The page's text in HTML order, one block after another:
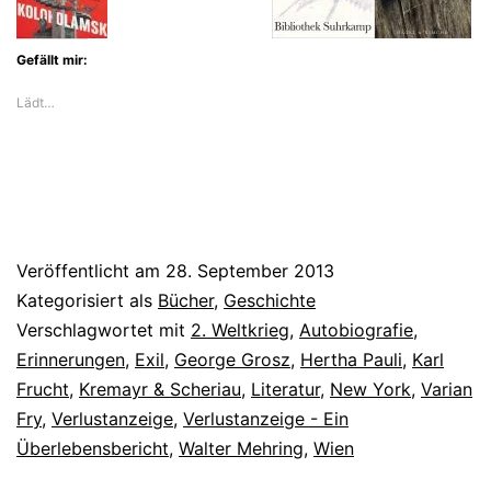
Gefällt mir:
Lädt…
Veröffentlicht am 28. September 2013
Kategorisiert als Bücher, Geschichte
Verschlagwortet mit 2. Weltkrieg, Autobiografie,
Erinnerungen, Exil, George Grosz, Hertha Pauli, Karl
Frucht, Kremayr & Scheriau, Literatur, New York, Varian
Fry, Verlustanzeige, Verlustanzeige - Ein
Überlebensbericht, Walter Mehring, Wien